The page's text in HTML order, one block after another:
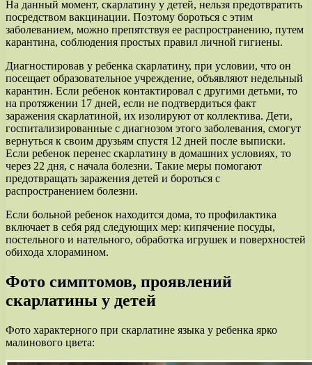
На данный момент, скарлатину у детей, нельзя предотвратить
посредством вакцинации. Поэтому бороться с этим
заболеванием, можно препятствуя ее распространению, путем
карантина, соблюдения простых правил личной гигиены.
Диагностировав у ребенка скарлатину, при условии, что он
посещает образовательное учреждение, объявляют недельный
карантин. Если ребенок контактировал с другими детьми, то
на протяжении 17 дней, если не подтвердиться факт
заражения скарлатиной, их изолируют от коллектива. Дети,
госпитализированные с диагнозом этого заболевания, смогут
вернуться к своим друзьям спустя 12 дней после выписки.
Если ребенок перенес скарлатину в домашних условиях, то
через 22 дня, с начала болезни. Такие меры помогают
предотвращать заражения детей и бороться с
распространением болезни.
Если больной ребенок находится дома, то профилактика
включает в себя ряд следующих мер: кипячение посуды,
постельного и нательного, обработка игрушек и поверхностей
обихода хлорамином.
Фото симптомов, проявлений
скарлатины у детей
Фото характерного при скарлатине языка у ребенка ярко
малинового цвета: